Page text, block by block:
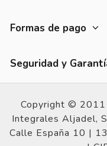
Formas de pago
Seguridad y
Copyright ©
Integrales Aljadel,
Calle España 10 |